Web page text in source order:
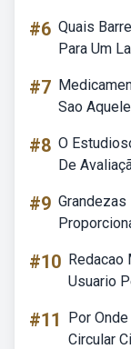
#6 Quais
Para Um
#7
Sao
#8 O
De
#9
#10 Redacao
Usuario
#11
Por
Circular